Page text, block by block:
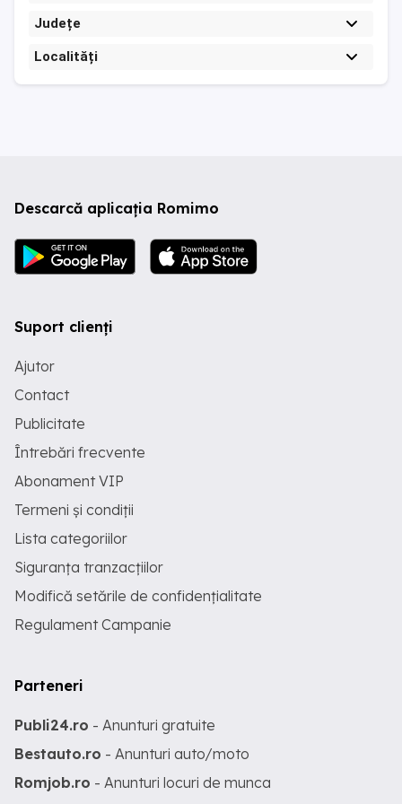
Județe
Localități
Descarcă aplicația Romimo
Suport clienți
Ajutor
Contact
Publicitate
Întrebări frecvente
Abonament VIP
Termeni și condiții
Lista categoriilor
Siguranța tranzacțiilor
Modifică setările de confidențialitate
Regulament Campanie
Parteneri
Publi24.ro - Anunturi gratuite
Bestauto.ro - Anunturi auto/moto
Romjob.ro - Anunturi locuri de munca